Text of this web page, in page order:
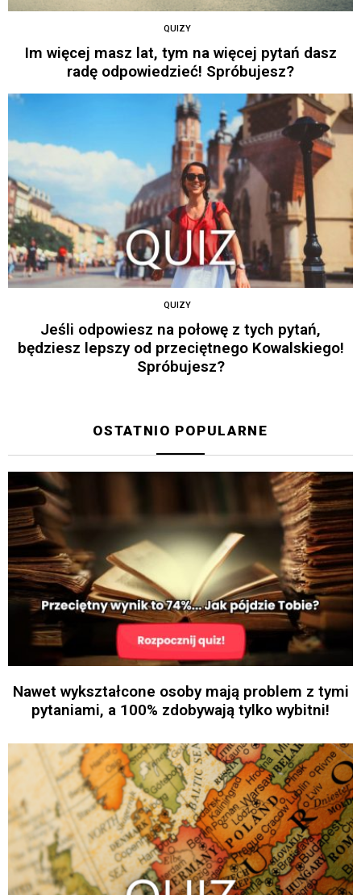
QUIZY
Im więcej masz lat, tym na więcej pytań dasz
radę odpowiedzieć! Spróbujesz?
QUIZY
Jeśli odpowiesz na połowę z tych pytań,
będziesz lepszy od przeciętnego Kowalskiego!
Spróbujesz?
OSTATNIO POPULARNE
Nawet wykształcone osoby mają problem z tymi
pytaniami, a 100% zdobywają tylko wybitni!